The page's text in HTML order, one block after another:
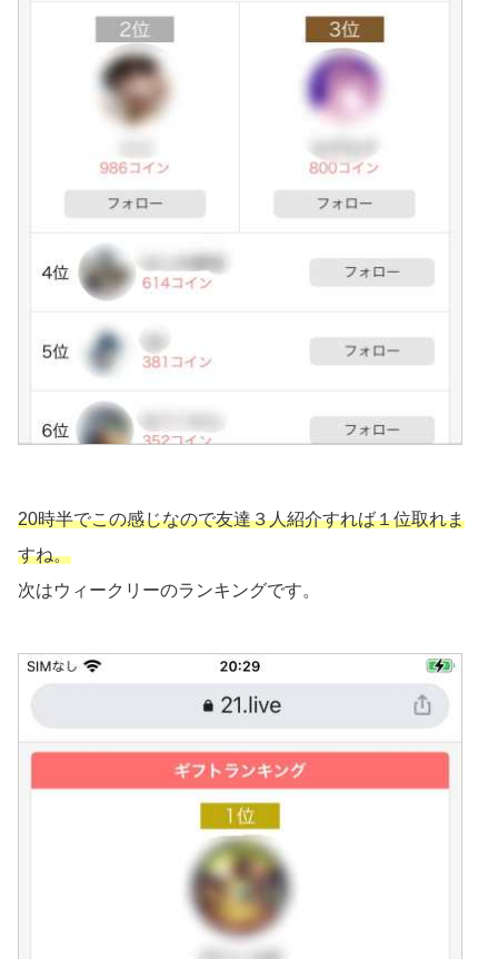
20時半でこの感じなので友達３人紹介すれば１位取れま
すね。
次はウィークリーのランキングです。